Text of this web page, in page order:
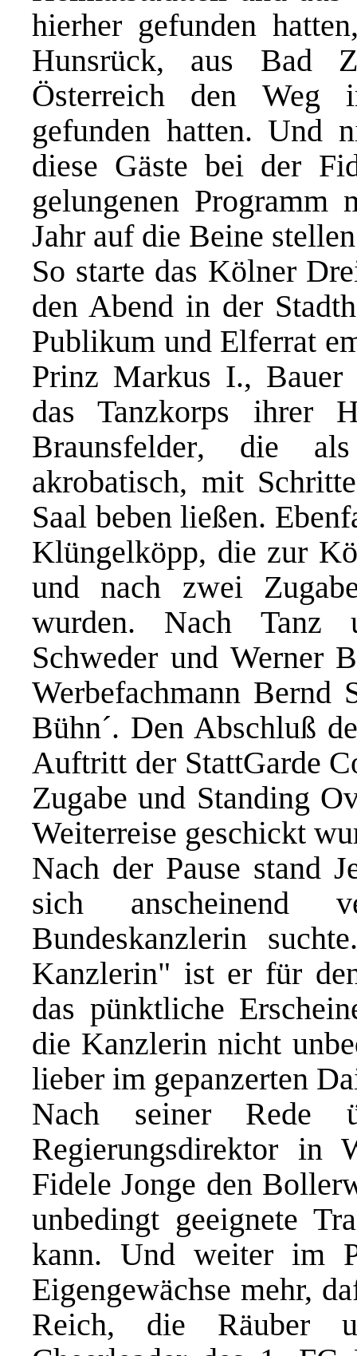
hierher gefunden
Hunsrück, aus Bad
Österreich den Weg
gefunden hatten. Und
diese Gäste bei der
gelungenen
Jahr auf die Beine
So starte das Kölner
den Abend in der
Publikum und Elferrat
Prinz Markus I.,
das Tanzkorps ihrer
Braunsfelder, die als
akrobatisch, mit
Saal beben ließen.
Klüngelköpp, die zur
und nach zwei
wurden. Nach Tanz
Schweder und Werner
Werbefachmann
Bühn´. Den Abschluß
Auftritt der StattGarde
Zugabe und Standing
Weiterreise geschickt
Nach der Pause stand
sich anscheinend
Bundeskanzlerin
Kanzlerin" ist er für
das pünktliche
die Kanzlerin nicht
lieber im gepanzerten
Nach seiner Rede
Regierungsdirektor in
Fidele Jonge den
unbedingt geeignete
kann. Und weiter im
Eigengewächse mehr,
Reich, die Räuber